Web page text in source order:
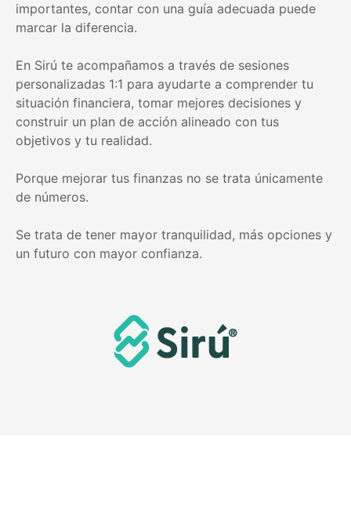
importantes, contar con una guía adecuada puede
marcar la diferencia.
En Sirú te acompañamos a través de sesiones
personalizadas 1:1 para ayudarte a comprender tu
situación financiera, tomar mejores decisiones y
construir un plan de acción alineado con tus
objetivos y tu realidad.
Porque mejorar tus finanzas no se trata únicamente
de números.
Se trata de tener mayor tranquilidad, más opciones y
un futuro con mayor confianza.